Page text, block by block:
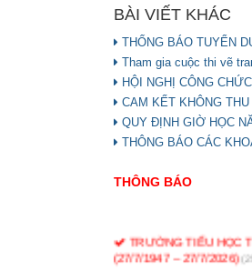
BÀI VIẾT KHÁC
THỐNG BÁO TUYỂN
Tham gia cuộc thi vẽ
HỘI NGHỊ CÔNG
CAM KẾT KHÔNG
QUY ĐỊNH GIỜ HỌC
THÔNG BÁO CÁC
THÔNG BÁO
(27/7/1947 – 27/7/2026)
HỌC SINH TRƯỜNG